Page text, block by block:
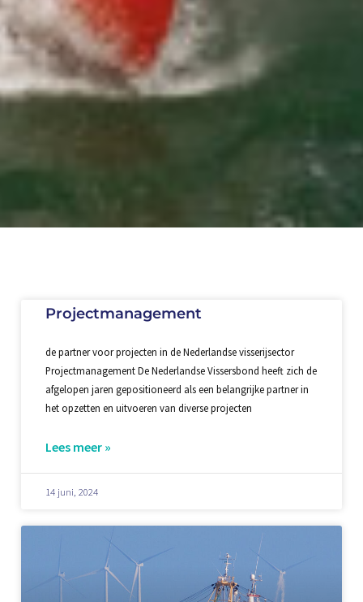
Projectmanagement
de partner voor projecten in de Nederlandse visserijsector
Projectmanagement De Nederlandse Vissersbond heeft zich de
afgelopen jaren gepositioneerd als een belangrijke partner in
het opzetten en uitvoeren van diverse projecten
Lees meer »
14 juni, 2024